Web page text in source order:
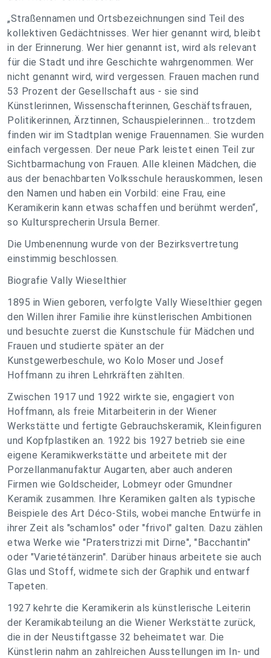
„Straßennamen und Ortsbezeichnungen sind Teil des
kollektiven Gedächtnisses. Wer hier genannt wird, bleibt
in der Erinnerung. Wer hier genannt ist, wird als relevant
für die Stadt und ihre Geschichte wahrgenommen. Wer
nicht genannt wird, wird vergessen. Frauen machen rund
53 Prozent der Gesellschaft aus - sie sind
Künstlerinnen, Wissenschafterinnen, Geschäftsfrauen,
Politikerinnen, Ärztinnen, Schauspielerinnen... trotzdem
finden wir im Stadtplan wenige Frauennamen. Sie wurden
einfach vergessen. Der neue Park leistet einen Teil zur
Sichtbarmachung von Frauen. Alle kleinen Mädchen, die
aus der benachbarten Volksschule herauskommen, lesen
den Namen und haben ein Vorbild: eine Frau, eine
Keramikerin kann etwas schaffen und berühmt werden“,
so Kultursprecherin Ursula Berner.
Die Umbenennung wurde von der Bezirksvertretung
einstimmig beschlossen.
Biografie Vally Wieselthier
1895 in Wien geboren, verfolgte Vally Wieselthier gegen
den Willen ihrer Familie ihre künstlerischen Ambitionen
und besuchte zuerst die Kunstschule für Mädchen und
Frauen und studierte später an der
Kunstgewerbeschule, wo Kolo Moser und Josef
Hoffmann zu ihren Lehrkräften zählten.
Zwischen 1917 und 1922 wirkte sie, engagiert von
Hoffmann, als freie Mitarbeiterin in der Wiener
Werkstätte und fertigte Gebrauchskeramik, Kleinfiguren
und Kopfplastiken an. 1922 bis 1927 betrieb sie eine
eigene Keramikwerkstätte und arbeitete mit der
Porzellanmanufaktur Augarten, aber auch anderen
Firmen wie Goldscheider, Lobmeyr oder Gmundner
Keramik zusammen. Ihre Keramiken galten als typische
Beispiele des Art Déco-Stils, wobei manche Entwürfe in
ihrer Zeit als "schamlos" oder "frivol" galten. Dazu zählen
etwa Werke wie "Praterstrizzi mit Dirne", "Bacchantin"
oder "Varietétänzerin". Darüber hinaus arbeitete sie auch
Glas und Stoff, widmete sich der Graphik und entwarf
Tapeten.
1927 kehrte die Keramikerin als künstlerische Leiterin
der Keramikabteilung an die Wiener Werkstätte zurück,
die in der Neustiftgasse 32 beheimatet war. Die
Künstlerin nahm an zahlreichen Ausstellungen im In- und